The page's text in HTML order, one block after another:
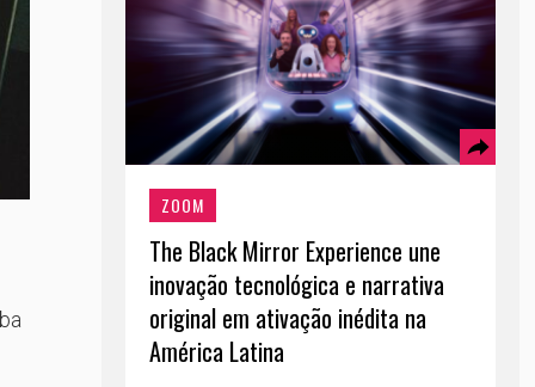
ZOOM
The Black Mirror Experience une
inovação tecnológica e narrativa
original em ativação inédita na
América Latina